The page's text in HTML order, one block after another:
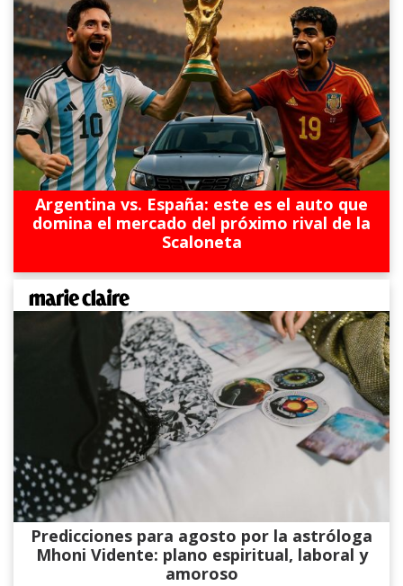
Argentina vs. España: este es el auto que
domina el mercado del próximo rival de la
Scaloneta
Predicciones para agosto por la astróloga
Mhoni Vidente: plano espiritual, laboral y
amoroso